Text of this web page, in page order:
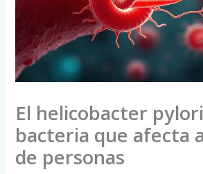
El helicobacter
bacteria que afecta
de personas